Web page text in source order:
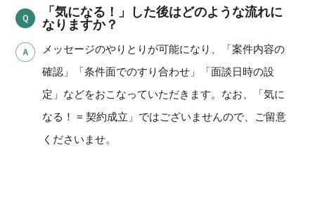
「気になる！」した後はどのような流れに
なりますか？
メッセージのやりとりが可能になり、「案件内容の
確認」「条件面でのすり合わせ」「面談日時の設
定」などをおこなっていただきます。なお、「気に
なる！ = 契約成立」ではございませんので、ご留意
くださいませ。